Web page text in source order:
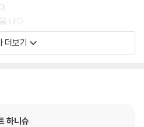
하고 성숙한 어른으로서 견고한 마음
내다
된 휴가
코끼리
어날 수 있도록
더보기
하니슈